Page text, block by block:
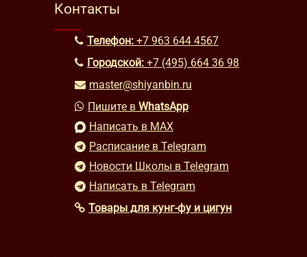
Контакты
Телефон: +7 963 644 4567
Городской: +7 (495) 664 36 98
master@shiyanbin.ru
Пишите в WhatsApp
Написать в MAX
Расписание в Telegram
Новости Школы в Telegram
Написать в Telegram
Товары для кунг-фу и цигун